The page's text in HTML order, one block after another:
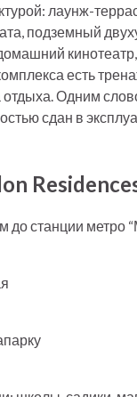
лаунж-
подземный
есть
Одним
сдан в
до станции метро